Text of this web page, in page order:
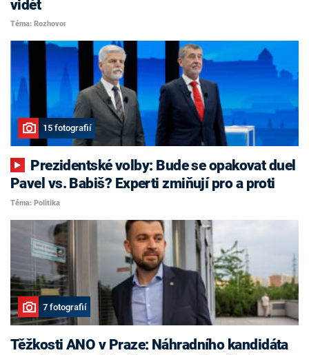
vidět
Téma: Rozhovor
15 fotografií
Pavel vs. Babiš? Experti zmiňují pro a proti
Téma: Politika
7 fotografií
Těžkosti ANO v Praze: Náhradního kandidáta